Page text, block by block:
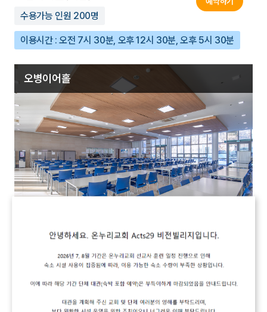
수용가능 인원 200명
이용시간 : 오전 7시 30분, 오후 12시 30분, 오후 5시 30분
오병이어홀
1층 시설 상세